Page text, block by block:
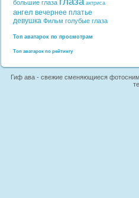
большие глаза актриса
ангел вечернее платье
девушка Фильм голубые глаза
Топ аватарок по просмотрам
Топ аватарок по рейтингу
Гиф ава - свежие сменяющиеся